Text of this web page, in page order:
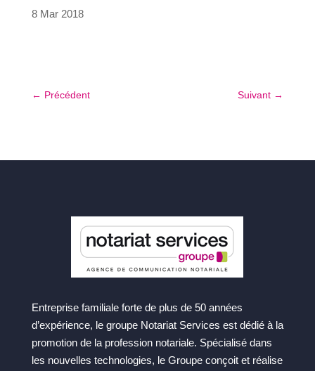
8 Mar 2018
← Précédent Suivant →
Entreprise familiale forte de plus de 50 années
d’expérience, le groupe Notariat Services est dédié à la
promotion de la profession notariale. Spécialisé dans
les nouvelles technologies, le Groupe conçoit et réalise